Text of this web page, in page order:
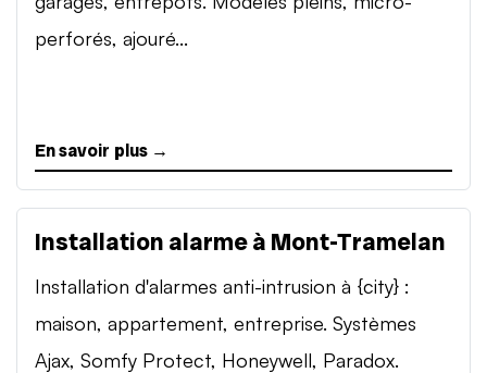
perforés, ajouré...
En savoir plus →
Installation alarme à Mont-Tramelan
Installation d'alarmes anti-intrusion à {city} :
maison, appartement, entreprise. Systèmes
Ajax, Somfy Protect, Honeywell, Paradox.